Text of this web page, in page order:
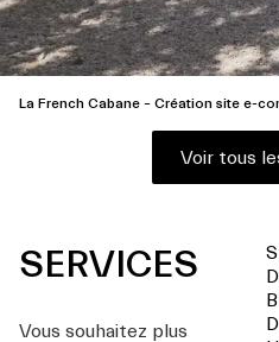
La French Cabane – Création site e-
Voir tous
SERVICES
Vous souhaitez plus